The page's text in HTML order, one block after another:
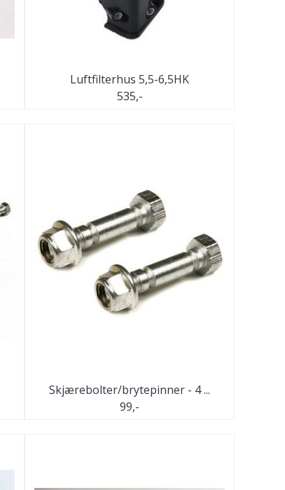
Luftfilterhus 5,5-6,5HK
535,-
Skjærebolter/brytepinner - 4 ...
99,-